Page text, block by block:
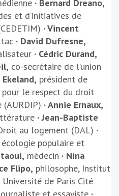
· Bernard Dreano,
et d’initiatives de
· Vincent
· David Dufresne,
· Cédric Durand,
co-secrétaire de l’union
Ekeland, président de
pour le respect du droit
· Annie Ernaux,
· Jean-Baptiste
au logement (DAL) ·
écologie populaire et
médecin · Nina
Flipo, philosophe, Institut
Université de Paris Cité